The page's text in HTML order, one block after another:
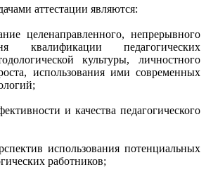
аттестации являются:
непрерывного
квалификации педагогических
культуры, личностного
использования ими современных
и качества педагогического
использования потенциальных
работников;